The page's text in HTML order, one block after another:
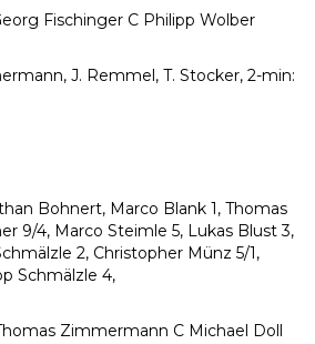
Fischinger C Philipp Wolber
J. Remmel, T. Stocker, 2-min:
Bohnert, Marco Blank 1, Thomas
9/4, Marco Steimle 5, Lukas Blust 3,
2, Christopher Münz 5/1,
Schmälzle 4,
Zimmermann C Michael Doll